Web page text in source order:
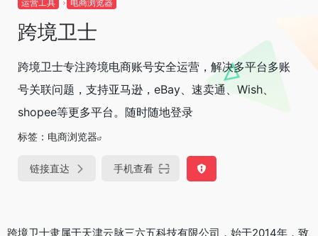
运营工具 电商浏览器
跨境卫士
跨境卫士专注跨境电商账号安全运营，解决多平台多账
号关联问题，支持亚马逊，eBay、速卖通、Wish、
shopee等更多平台。随时随地登录
标签： 电商浏览器
链接直达 手机查看
跨境卫士隶属于天津云脉三六五科技有限公司，始于2014年，致